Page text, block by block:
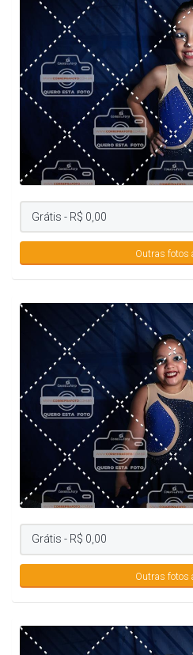
Outras fotos
Outras fotos